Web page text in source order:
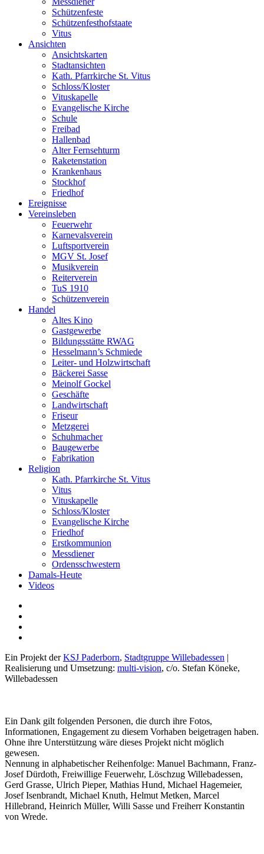
Schützenfeste
Schützenfesthofstaate
Vitus
Ansichten
Ansichtskarten
Stadtansichten
Kath. Pfarrkirche St. Vitus
Schloss/Kloster
Vituskapelle
Evangelische Kirche
Schule
Freibad
Hallenbad
Alter Fernsehturm
Raketenstation
Krankenhaus
Stockhof
Friedhof
Ereignisse
Vereinsleben
Feuerwehr
Karnevalsverein
Luftsportverein
MGV St. Josef
Musikverein
Reiterverein
TuS 1910
Schützenverein
Handel
Altes Kino
Gastgewerbe
Bildungsstätte RWAG
Hesselmann’s Schmiede
Leiter- und Holzwirtschaft
Bäckerei Sasse
Meinolf Gockel
Geschäfte
Landwirtschaft
Friseur
Metzgerei
Schuhmacher
Baugewerbe
Fabrikation
Religion
Kath. Pfarrkirche St. Vitus
Vitus
Vituskapelle
Schloss/Kloster
Evangelische Kirche
Friedhof
Erstkommunion
Messdiener
Ordensschwestern
Damals-Heute
Videos
Ein Projekt derKSJ Paderborn, Stadtgruppe Willebadessen |
Realisierung und Umsetzung: multi-vision, c/o. Stefan Köneke,
Willebadessen
Ein Dank gilt folgenden Personen, die durch ihre Fotos,
Informationen, Engagement zu diesem Vorhaben beigetragen haben.
Ohne ihre Unterstützung wäre dieses Projekt nicht möglich
gewesen.
Nennung in alphabetischer Reihenfolge: Manuel Bachmann, Franz-
Josef Dürdoth, Freiwillige Feuerwehr, Löschzug Willebadessen,
Gerd Grasse, Ulrich Pieper, Mathias Hund, Michael Hagemeier,
Josef Isenbrandt, Michael Knuth, Helmut Metken, Marcel
Hillebrand, Heinrich Müller, Willi Sasse und Freiherr Konstantin
von Wrede.